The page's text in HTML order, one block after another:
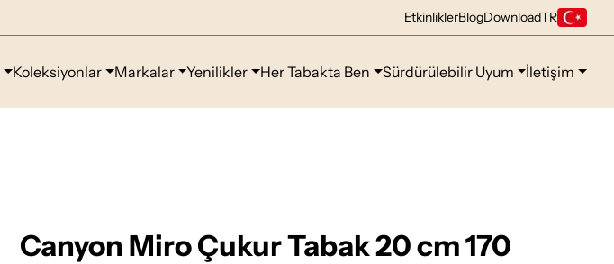
EtkinliklerBlogDownloadTR
Koleksiyonlar Markalar Yenilikler Her Tabakta Ben Sürdürülebilir Uyum İletişim
Canyon Miro Çukur Tabak 20 cm 170